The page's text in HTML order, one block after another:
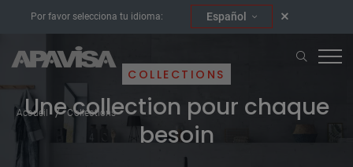
Por favor selecciona tu idioma: Español
Accueil Collections
COLLECTIONS
Une collection pour chaque
besoin